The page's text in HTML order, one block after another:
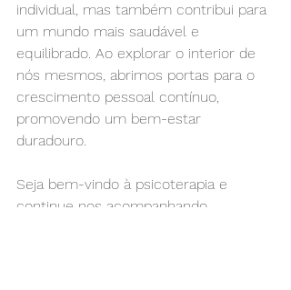
individual, mas também contribui para
um mundo mais saudável e
equilibrado. Ao explorar o interior de
nós mesmos, abrimos portas para o
crescimento pessoal contínuo,
promovendo um bem-estar
duradouro.
Seja bem-vindo à psicoterapia e
continue nos acompanhando.